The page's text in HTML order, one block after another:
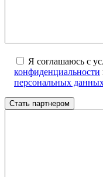
Я соглашаюсь с
конфиденциальности
персональных